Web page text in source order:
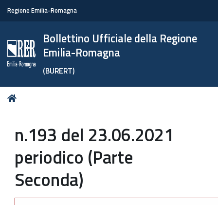
Regione Emilia-Romagna
Bollettino Ufficiale della Regione
Emilia-Romagna
(BURERT)
Tu
n.193 del 23.06.2021
periodico (Parte
Seconda)